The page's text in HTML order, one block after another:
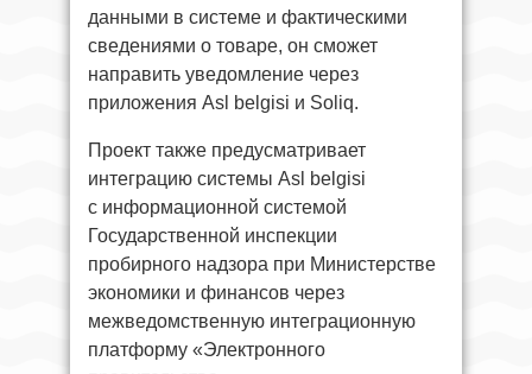
данными в системе и фактическими
сведениями о товаре, он сможет
направить уведомление через
приложения Asl belgisi и Soliq.
Проект также предусматривает
интеграцию системы Asl belgisi
с информационной системой
Государственной инспекции
пробирного надзора при Министерстве
экономики и финансов через
межведомственную интеграционную
платформу «Электронного